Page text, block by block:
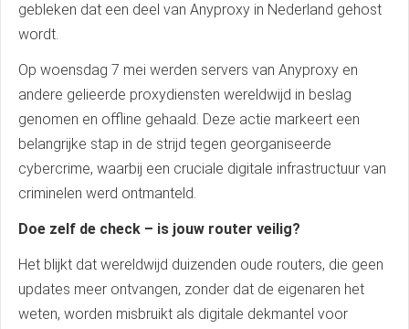
gebleken dat een deel van Anyproxy in Nederland gehost
wordt.
Op woensdag 7 mei werden servers van Anyproxy en
andere gelieerde proxydiensten wereldwijd in beslag
genomen en offline gehaald. Deze actie markeert een
belangrijke stap in de strijd tegen georganiseerde
cybercrime, waarbij een cruciale digitale infrastructuur van
criminelen werd ontmanteld.
Doe zelf de check – is jouw router veilig?
Het blijkt dat wereldwijd duizenden oude routers, die geen
updates meer ontvangen, zonder dat de eigenaren het
weten, worden misbruikt als digitale dekmantel voor